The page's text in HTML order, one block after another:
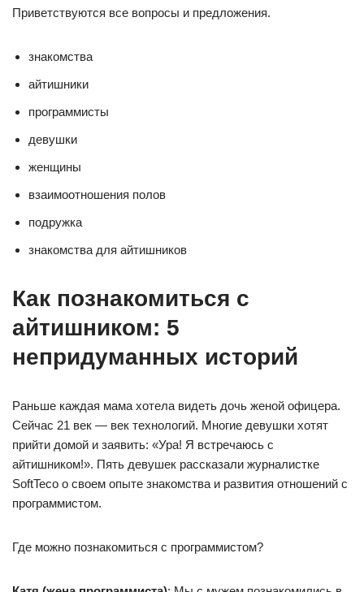
Приветствуются все вопросы и предложения.
знакомства
айтишники
программисты
девушки
женщины
взаимоотношения полов
подружка
знакомства для айтишников
Как познакомиться с
айтишником: 5
непридуманных историй
Раньше каждая мама хотела видеть дочь женой офицера.
Сейчас 21 век — век технологий. Многие девушки хотят
прийти домой и заявить: «Ура! Я встречаюсь с
айтишником!». Пять девушек рассказали журналистке
SoftTeco о своем опыте знакомства и развития отношений с
программистом.
Где можно познакомиться с программистом?